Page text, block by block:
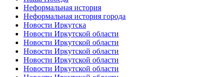
Неформальная история
Неформальная история города
Новости Иркутска
Новости Иркутской области
Новости Иркутской области
Новости Иркутской области
Новости Иркутской области
Новости Иркутской области